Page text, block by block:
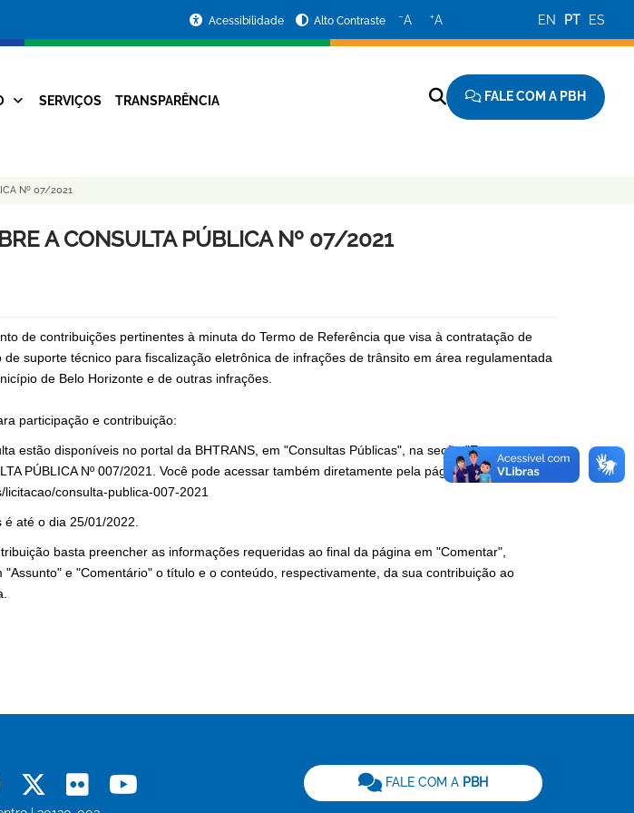
Acessibilidade Alto Contraste −A +A EN PT ES
SERVIÇOS TRANSPARÊNCIA FALE COM A PBH
Nº 07/2021
A CONSULTA PÚBLICA Nº 07/2021
de contribuições pertinentes à minuta do Termo de Referência que visa à contratação de
suporte técnico para fiscalização eletrônica de infrações de trânsito em área regulamentada
de Belo Horizonte e de outras infrações.
participação e contribuição:
estão disponíveis no portal da BHTRANS, em "Consultas Públicas", na seção "Em
PÚBLICA Nº 007/2021. Você pode acessar também diretamente pela página em:
consulta-publica-007-2021
até o dia 25/01/2022.
basta preencher as informações requeridas ao final da página em "Comentar",
e "Comentário" o título e o conteúdo, respectivamente, da sua contribuição ao
Whatsapp
X Flickr FALE COM A PBH